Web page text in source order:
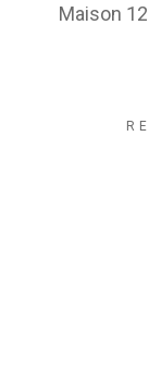
Maison